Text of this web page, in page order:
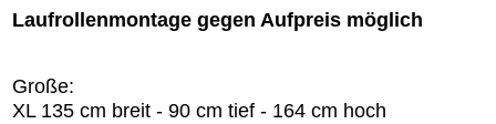
Laufrollenmontage gegen Aufpreis möglich
Große:
XL 135 cm breit - 90 cm tief - 164 cm hoch